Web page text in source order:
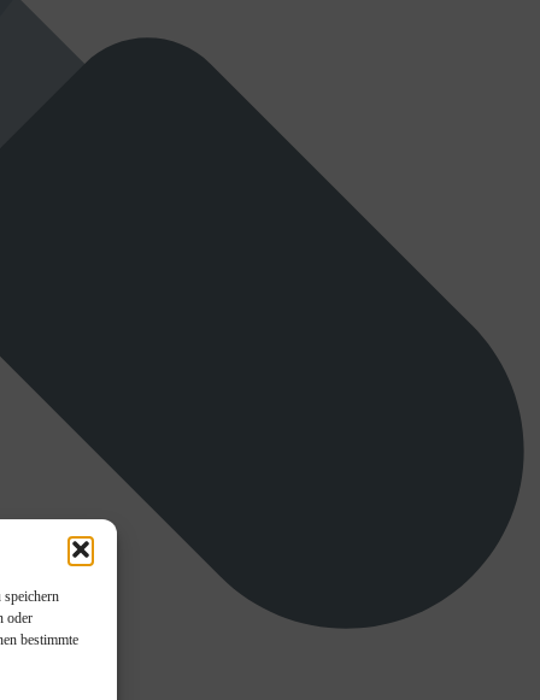
oder
bestimmte